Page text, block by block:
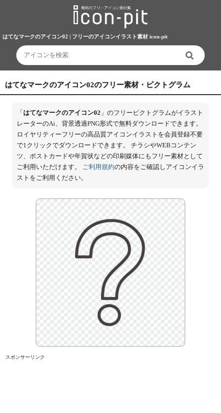
はてなマークのアイコン02 | フリーのアイコンイラスト素材 icon-pit
はてなマークのアイコン02のフリー素材・ピクトグラム
「 はてなマークのアイコン02 」のフリーピクトグラムがイラスト
レーターのAi、背景透過PNG形式で無料ダウンロードできます。
ロイヤリティーフリーの高品質アイコンイラストを会員登録不要
で1クリックでダウンロードできます。 チラシやWEBコンテン
ツ、ポストカードや年賀状などの印刷媒体にもフリー素材として
ご利用いただけます。 ご利用規約の内容をご確認しアイコンイラ
ストをご利用ください。
スポンサーリンク